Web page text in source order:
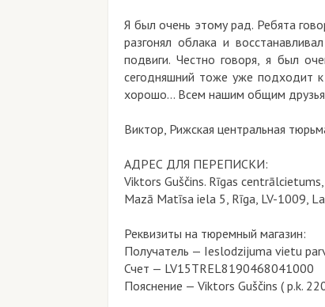
Я был очень этому рад. Ребята
разгонял облака и
подвиги. Честно говоря, я был
сегодняшний тоже уже подходит
хорошо… Всем нашим общим
Виктор, Рижская центральная
АДРЕС ДЛЯ ПЕРЕПИСКИ:
Viktors Guščins. Rīgas centrālcietums,
Mazā Matīsa iela 5, Rīga, LV-1009,
Реквизиты на тюремный магазин:
Получатель — Ieslodzijuma vietu
Счет — LV15TREL8190468041000
Пояснение — Viktors Guščins ( p.k.